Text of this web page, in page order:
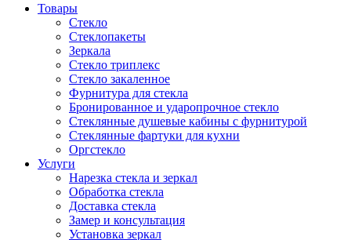
Товары
Стекло
Стеклопакеты
Зеркала
Стекло триплекс
Стекло закаленное
Фурнитура для стекла
Бронированное и ударопрочное стекло
Стеклянные душевые кабины с фурнитурой
Стеклянные фартуки для кухни
Оргстекло
Услуги
Нарезка стекла и зеркал
Обработка стекла
Доставка стекла
Замер и консультация
Установка зеркал